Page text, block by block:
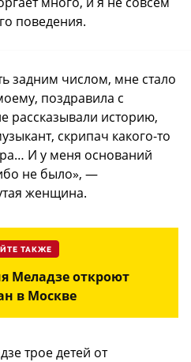
поведения.
задним числом, мне стало
поздравила с
рассказывали историю,
скрипач какого-то
И у меня оснований
не было», —
женщина.
ТАКЖЕ
Меладзе откроют
в Москве
трое детей от